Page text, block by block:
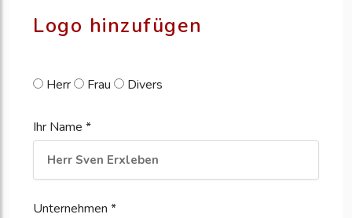
Logo hinzufügen
Herr Frau Divers
Ihr Name *
Unternehmen *